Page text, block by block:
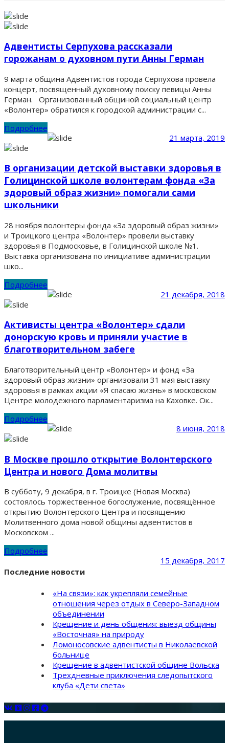
Адвентисты Серпухова рассказали
горожанам о духовном пути Анны Герман
9 марта община Адвентистов города Серпухова провела
концерт, посвященный духовному поиску певицы Анны
Герман. Организованный общиной социальный центр
«Волонтер» обратился к городской администрации с...
Подробнее
21 марта, 2019
В организации детской выставки здоровья в
Голицинской школе волонтерам фонда «За
здоровый образ жизни» помогали сами
школьники
28 ноября волонтеры фонда «За здоровый образ жизни»
и Троицкого центра «Волонтер» провели выставку
здоровья в Подмосковье, в Голицинской школе №1.
Выставка организована по инициативе администрации
шко...
Подробнее
21 декабря, 2018
Активисты центра «Волонтер» сдали
донорскую кровь и приняли участие в
благотворительном забеге
Благотворительный центр «Волонтер» и фонд «За
здоровый образ жизни» организовали 31 мая выставку
здоровья в рамках акции «Я спасаю жизнь» в московском
Центре молодежного парламентаризма на Каховке. Ок...
Подробнее
8 июня, 2018
В Москве прошло открытие Волонтерского
Центра и нового Дома молитвы
В субботу, 9 декабря, в г. Троицке (Новая Москва)
состоялось торжественное богослужение, посвящённое
открытию Волонтерского Центра и посвящению
Молитвенного дома новой общины адвентистов в
Московском ...
Подробнее
15 декабря, 2017
Последние новости
«На связи»: как укрепляли семейные
отношения через отдых в Северо-Западном
объединении
Крещение и день общения: выезд общины
«Восточная» на природу
Ломоносовские адвентисты в Николаевской
больнице
Крещение в адвентистской общине Вольска
Трехдневные приключения следопытского
клуба «Дети света»